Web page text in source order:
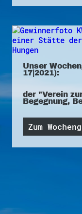
Unser
17|2021):
der "Verein
Begegnung,
Zum